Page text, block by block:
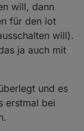
will, dann
für den iot
will).
ja auch mit
und es
erstmal bei